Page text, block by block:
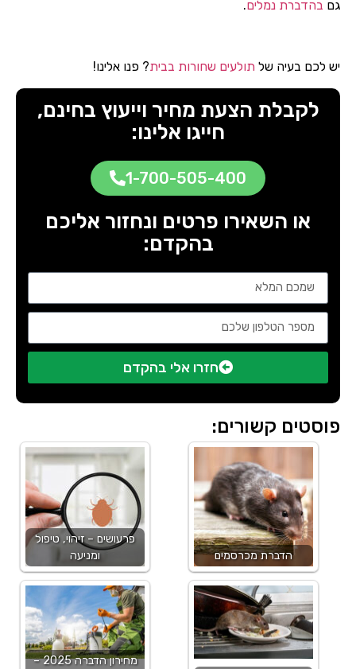
גם בהדברת נמלים.
יש לכם בעיה של תולעים שחורות בבית? פנו אלינו!
לקבלת הצעת מחיר וייעוץ בחינם,
חייגו אלינו:
1-700-505-400
או השאירו פרטים ונחזור אליכם
בהקדם:
חזרו אלי בהקדם
פוסטים קשורים:
הדברת מכרסמים
פרעושים – זיהוי, טיפול
ומניעה
מחירון הדברה 2025 –